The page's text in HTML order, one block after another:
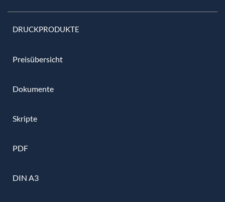
DRUCKPRODUKTE
Preisübersicht
Dokumente
Skripte
PDF
DIN A3